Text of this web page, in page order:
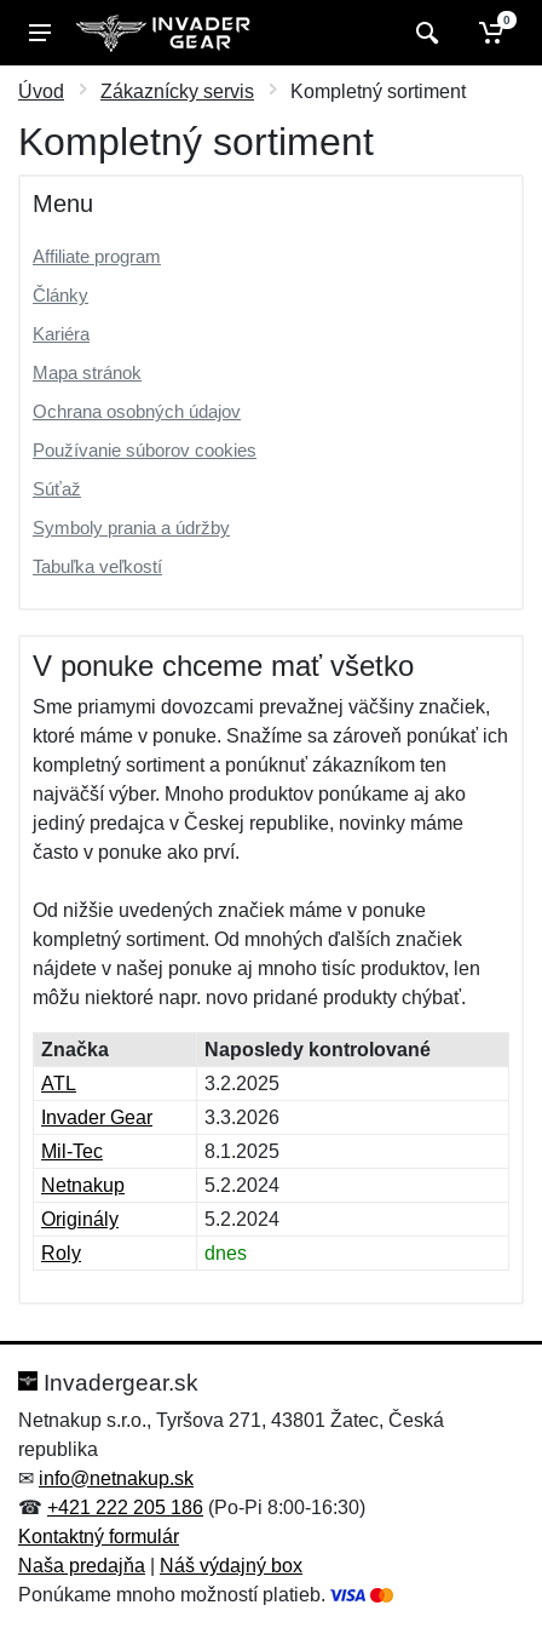
0
Úvod Zákaznícky servis Kompletný sortiment
Kompletný sortiment
Menu
Affiliate program
Články
Kariéra
Mapa stránok
Ochrana osobných údajov
Používanie súborov cookies
Súťaž
Symboly prania a údržby
Tabuľka veľkostí
V ponuke chceme mať všetko
Sme priamymi dovozcami prevažnej väčšiny značiek,
ktoré máme v ponuke. Snažíme sa zároveň ponúkať ich
kompletný sortiment a ponúknuť zákazníkom ten
najväčší výber. Mnoho produktov ponúkame aj ako
jediný predajca v Českej republike, novinky máme
často v ponuke ako prví.
Od nižšie uvedených značiek máme v ponuke
kompletný sortiment. Od mnohých ďalších značiek
nájdete v našej ponuke aj mnoho tisíc produktov, len
môžu niektoré napr. novo pridané produkty chýbať.
Značka
Naposledy kontrolované
ATL
3.2.2025
Invader Gear
3.3.2026
Mil-Tec
8.1.2025
Netnakup
5.2.2024
Originály
5.2.2024
Roly
dnes
Invadergear.sk
Netnakup s.r.o., Tyršova 271, 43801 Žatec, Česká
republika
✉ info@netnakup.sk
☎ +421 222 205 186 (Po-Pi 8:00-16:30)
Kontaktný formulár
Naša predajňa
Náš výdajný box
Ponúkame mnoho možností platieb.